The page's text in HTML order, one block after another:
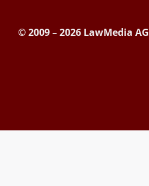
© 2009 – 2026 LawMedia AG